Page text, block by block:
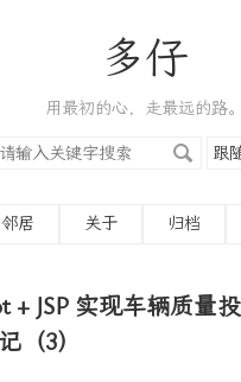
多仔
用最初的心，走最远的路。
邻居 关于 归档
+ JSP 实现车辆质量
（3）